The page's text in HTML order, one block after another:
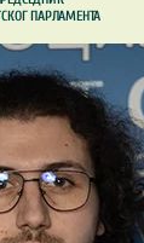
ПАРЛАМЕНТА